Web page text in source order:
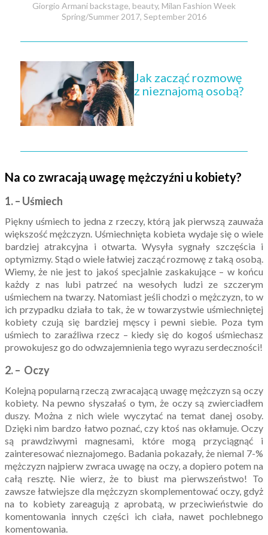
Giorgio Armani backstage, beauty, Milan Fashion Week
Spring/Summer 2017, September 2016
Jak zacząć rozmowę
z nieznajomą osobą?
Na co zwracają uwagę mężczyźni u kobiety?
1. – Uśmiech
Piękny uśmiech to jedna z rzeczy, którą jak pierwszą zauważa
większość mężczyzn. Uśmiechnięta kobieta wydaje się o wiele
bardziej atrakcyjna i otwarta. Wysyła sygnały szczęścia i
optymizmy. Stąd o wiele łatwiej zacząć rozmowę z taką osobą.
Wiemy, że nie jest to jakoś specjalnie zaskakujące – w końcu
każdy z nas lubi patrzeć na wesołych ludzi ze szczerym
uśmiechem na twarzy. Natomiast jeśli chodzi o mężczyzn, to w
ich przypadku działa to tak, że w towarzystwie uśmiechniętej
kobiety czują się bardziej męscy i pewni siebie. Poza tym
uśmiech to zaraźliwa rzecz – kiedy się do kogoś uśmiechasz
prowokujesz go do odwzajemnienia tego wyrazu serdeczności!
2. – Oczy
Kolejną popularną rzeczą zwracającą uwagę mężczyzn są oczy
kobiety. Na pewno słyszałaś o tym, że oczy są zwierciadłem
duszy. Można z nich wiele wyczytać na temat danej osoby.
Dzięki nim bardzo łatwo poznać, czy ktoś nas okłamuje. Oczy
są prawdziwymi magnesami, które mogą przyciągnąć i
zainteresować nieznajomego. Badania pokazały, że niemal 7-%
mężczyzn najpierw zwraca uwagę na oczy, a dopiero potem na
całą resztę. Nie wierz, że to biust ma pierwszeństwo! To
zawsze łatwiejsze dla mężczyzn skomplementować oczy, gdyż
na to kobiety zareagują z aprobatą, w przeciwieństwie do
komentowania innych części ich ciała, nawet pochlebnego
komentowania.